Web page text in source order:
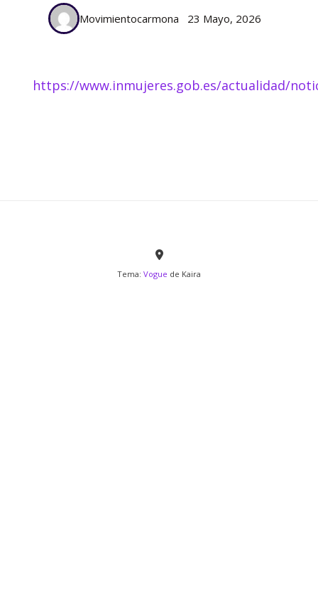
Movimientocarmona 23 Mayo, 2026
https://www.inmujeres.gob.es/actualidad/
Tema: Vogue de Kaira